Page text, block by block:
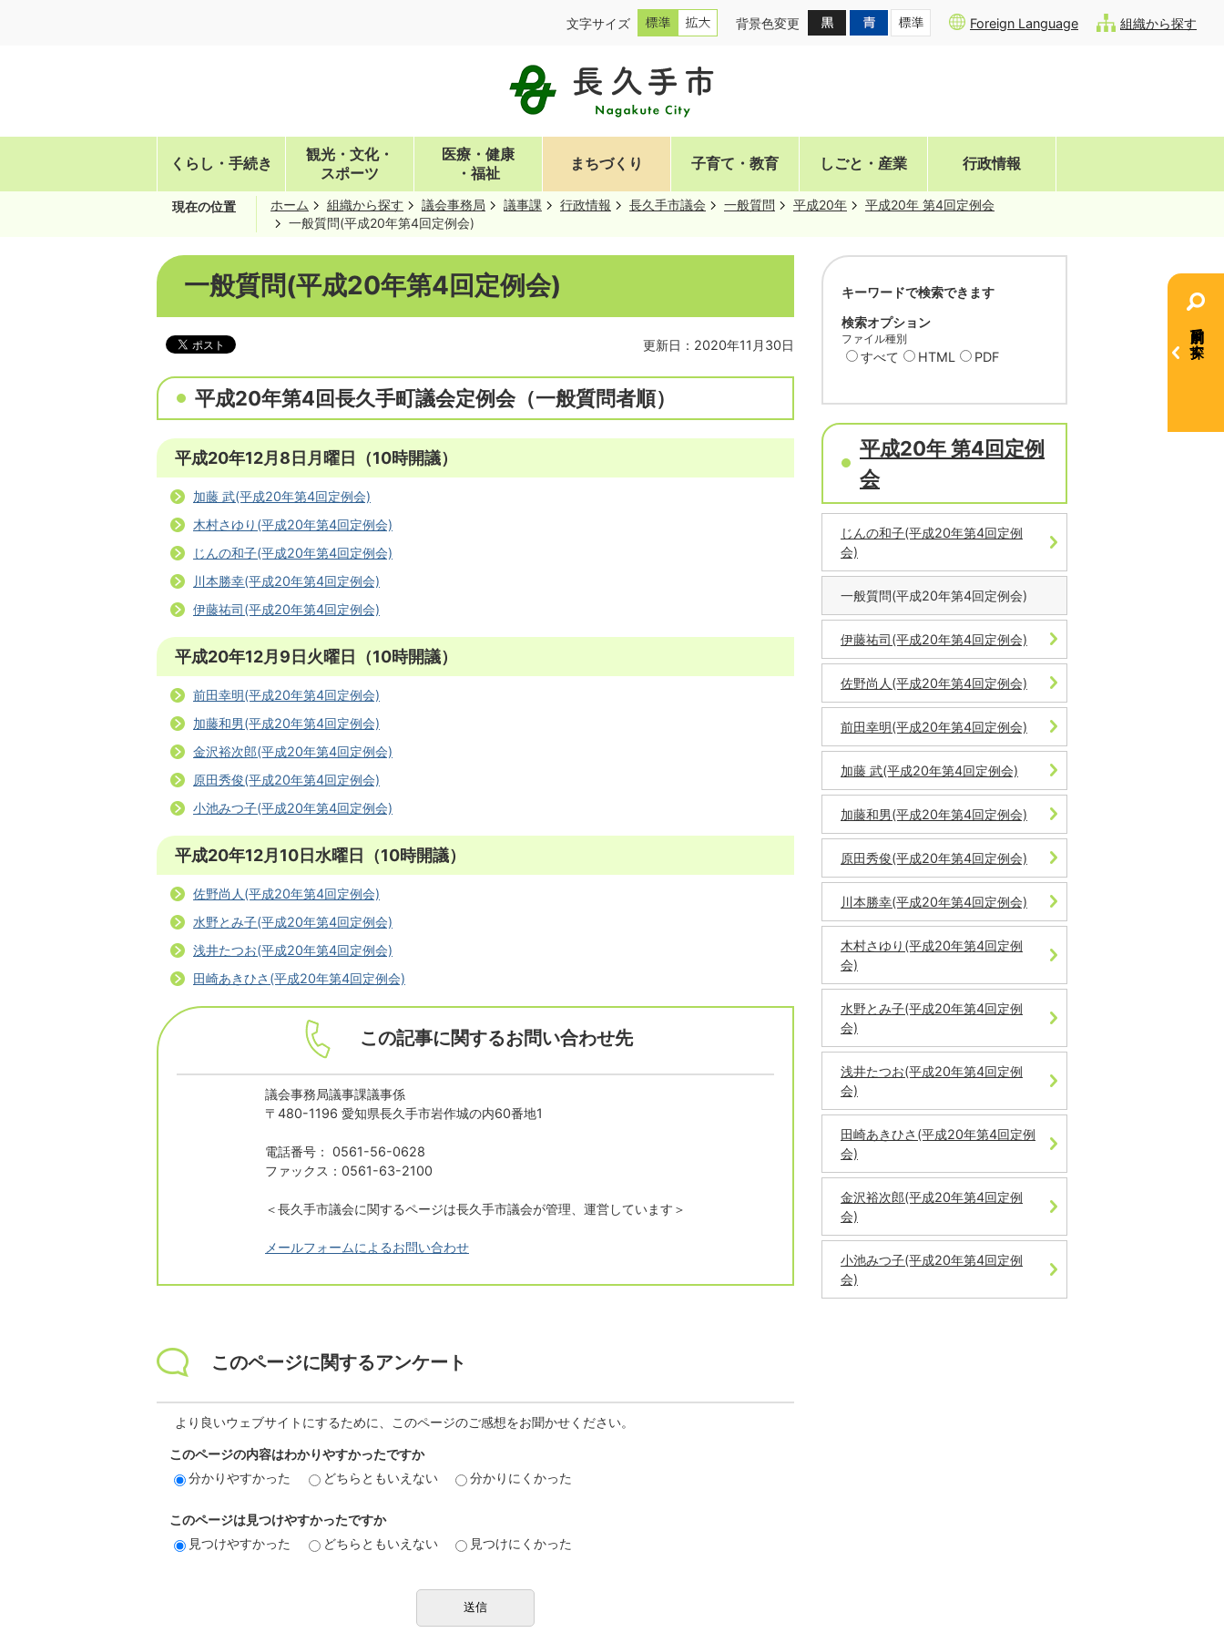
文字サイズ 背景色変更 Foreign Language 組織から探す
くらし・手続き
観光・文化・
スポーツ
医療・健康
・福祉
まちづくり 子育て・教育 しごと・産業 行政情報
目的別で探す
現在の位置 ホーム 組織から探す 議会事務局 議事課 行政情報 長久手市議会 一般質問 平成20年
平成20年 第4回定例会
一般質問(平成20年第4回定例会)
一般質問(平成20年第4回定例会)
更新日：2020年11月30日
平成20年第4回長久手町議会定例会（一般質問者順）
平成20年12月8日月曜日（10時開議）
加藤 武(平成20年第4回定例会)
木村さゆり(平成20年第4回定例会)
じんの和子(平成20年第4回定例会)
川本勝幸(平成20年第4回定例会)
伊藤祐司(平成20年第4回定例会)
平成20年12月9日火曜日（10時開議）
前田幸明(平成20年第4回定例会)
加藤和男(平成20年第4回定例会)
金沢裕次郎(平成20年第4回定例会)
原田秀俊(平成20年第4回定例会)
小池みつ子(平成20年第4回定例会)
平成20年12月10日水曜日（10時開議）
佐野尚人(平成20年第4回定例会)
水野とみ子(平成20年第4回定例会)
浅井たつお(平成20年第4回定例会)
田崎あきひさ(平成20年第4回定例会)
この記事に関するお問い合わせ先
議会事務局議事課議事係
〒480-1196 愛知県長久手市岩作城の内60番地1
電話番号： 0561-56-0628
ファックス：0561-63-2100
＜長久手市議会に関するページは長久手市議会が管理、運営しています＞
メールフォームによるお問い合わせ
このページに関するアンケート
より良いウェブサイトにするために、このページのご感想をお聞かせください。
このページの内容はわかりやすかったですか
分かりやすかった
どちらともいえない 分かりにくかった
このページは見つけやすかったですか
見つけやすかった
どちらともいえない 見つけにくかった
キーワードで検索できます
検索オプション
ファイル種別
すべて HTML PDF
平成20年 第4回定例
会
じんの和子(平成20年第4回定例
会)
一般質問(平成20年第4回定例会)
伊藤祐司(平成20年第4回定例会)
佐野尚人(平成20年第4回定例会)
前田幸明(平成20年第4回定例会)
加藤 武(平成20年第4回定例会)
加藤和男(平成20年第4回定例会)
原田秀俊(平成20年第4回定例会)
川本勝幸(平成20年第4回定例会)
木村さゆり(平成20年第4回定例
会)
水野とみ子(平成20年第4回定例
会)
浅井たつお(平成20年第4回定例
会)
田崎あきひさ(平成20年第4回定例
会)
金沢裕次郎(平成20年第4回定例
会)
小池みつ子(平成20年第4回定例
会)